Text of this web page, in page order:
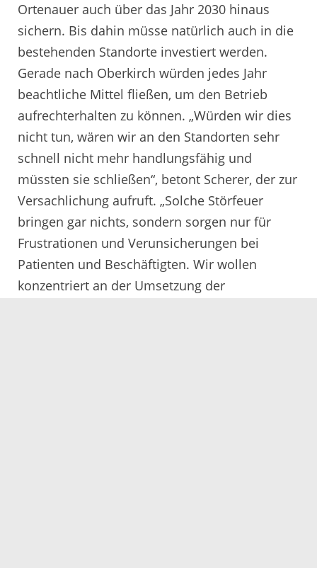
Ortenauer auch über das Jahr 2030 hinaus
sichern. Bis dahin müsse natürlich auch in die
bestehenden Standorte investiert werden.
Gerade nach Oberkirch würden jedes Jahr
beachtliche Mittel fließen, um den Betrieb
aufrechterhalten zu können. „Würden wir dies
nicht tun, wären wir an den Standorten sehr
schnell nicht mehr handlungsfähig und
müssten sie schließen“, betont Scherer, der zur
Versachlichung aufruft. „Solche Störfeuer
bringen gar nichts, sondern sorgen nur für
Frustrationen und Verunsicherungen bei
Patienten und Beschäftigten. Wir wollen
konzentriert an der Umsetzung der